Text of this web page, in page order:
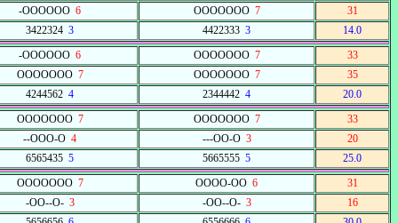
-OOOOOO 6 OOOOOOO7
31
3422324 3 4422333 3 14.0
-OOOOOO 6 OOOOOOO7
33
OOOOOOO7 OOOOOOO7
35
4244562 4 2344442 4 20.0
OOOOOOO7 OOOOOOO7
33
--OOO-O 4 ---OO-O3
20
6565435 5 5665555 5 25.0
OOOOOOO7 OOOO-OO 6
31
-OO--O-3 -OO--O-3
16